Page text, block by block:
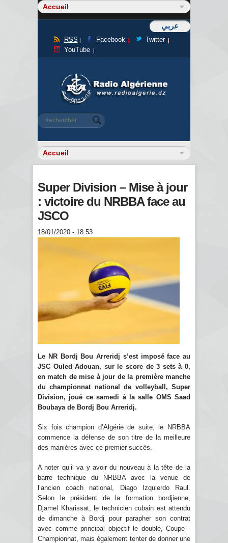
عربي
RSS Facebook
Twitter
YouTube
Formulaire de recherche
Rechercher
Super Division – Mise à jour
: victoire du NRBBA face au
JSCO
18/01/2020 - 18:53
Le NR Bordj Bou Arreridj s’est imposé face au
JSC Ouled Adouan, sur le score de 3 sets à 0,
en match de mise à jour de la première manche
du championnat national de volleyball, Super
Division, joué ce samedi à la salle OMS Saad
Boubaya de Bordj Bou Arreridj.
Six fois champion d’Algérie de suite, le NRBBA
commence la défense de son titre de la meilleure
des manières avec ce premier succès.
A noter qu’il va y avoir du nouveau à la tête de la
barre technique du NRBBA avec la venue de
l’ancien coach national, Diago Izquierdo Raul.
Selon le président de la formation bordjienne,
Djamel Kharissat, le technicien cubain est attendu
de dimanche à Bordj pour parapher son contrat
avec comme principal objectif le doublé, Coupe -
Championnat, mais également tenter de donner une